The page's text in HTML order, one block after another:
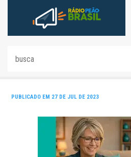
PUBLICADO EM 27 DE JUL DE 2023